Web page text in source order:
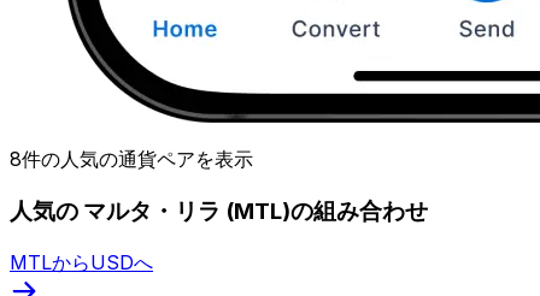
8件の人気の通貨ペアを表示
人気の マルタ・リラ (MTL)の組み合わせ
MTLからUSDへ